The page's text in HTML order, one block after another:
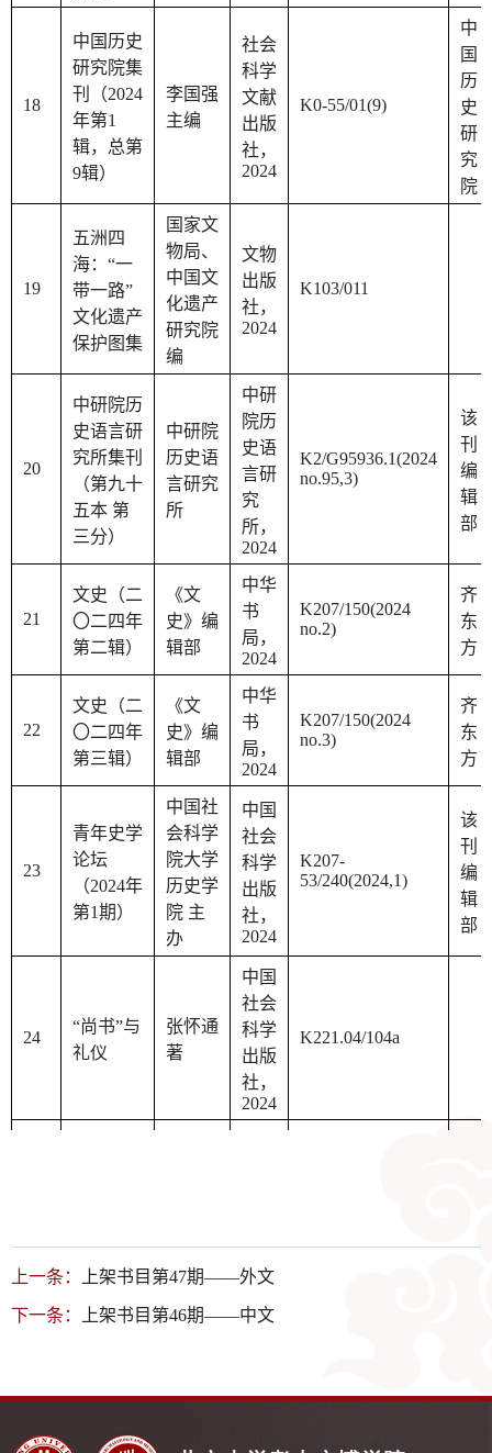
18
中国历史
研究院集
刊（2024
年第1
辑，总第
9辑）
李国强
主编
社会
科学
文献
出版
社，
2024
K0-55/01(9)
中
国
历
史
研
究
院
19
五洲四
海：“一
带一路”
文化遗产
保护图集
国家文
物局、
中国文
化遗产
研究院
编
文物
出版
社，
2024
K103/011
20
中研院历
史语言研
究所集刊
（第九十
五本 第
三分）
中研院
历史语
言研究
所
中研
院历
史语
言研
究
所，
2024
K2/G95936.1(2024
no.95,3)
该
刊
编
辑
部
21
文史（二
〇二四年
第二辑）
《文
史》编
辑部
中华
书
局，
2024
K207/150(2024
no.2)
齐
东
方
22
文史（二
〇二四年
第三辑）
《文
史》编
辑部
中华
书
局，
2024
K207/150(2024
no.3)
齐
东
方
23
青年史学
论坛
（2024年
第1期）
中国社
会科学
院大学
历史学
院 主
办
中国
社会
科学
出版
社，
2024
K207-
53/240(2024,1)
该
刊
编
辑
部
24
“尚书”与
礼仪
张怀通
著
中国
社会
科学
出版
社，
2024
K221.04/104a
王权、法
律与神
代中国
张小贵
中国
社会
2024
聚合与分
上一条： 上架书目第47期——外文
下一条： 上架书目第46期——中文